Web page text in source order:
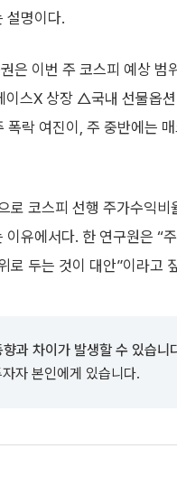
설명이다.
은 이번 주 코스피 예상
스X 상장 △국내 선물옵
락 여진이, 주 중반에는
로 코스피 선행 주가수익
유에서다. 한 연구원은 “
로 두는 것이 대안”이라고
과 차이가 발생할 수 있습니
자 본인에게 있습니다.